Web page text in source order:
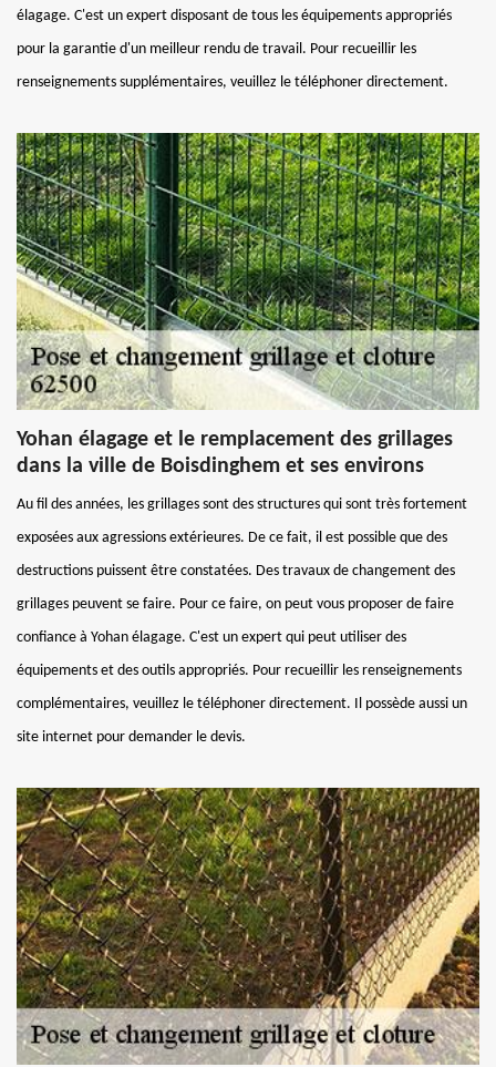
élagage. C'est un expert disposant de tous les équipements appropriés
pour la garantie d'un meilleur rendu de travail. Pour recueillir les
renseignements supplémentaires, veuillez le téléphoner directement.
Yohan élagage et le remplacement des grillages
dans la ville de Boisdinghem et ses environs
Au fil des années, les grillages sont des structures qui sont très fortement
exposées aux agressions extérieures. De ce fait, il est possible que des
destructions puissent être constatées. Des travaux de changement des
grillages peuvent se faire. Pour ce faire, on peut vous proposer de faire
confiance à Yohan élagage. C'est un expert qui peut utiliser des
équipements et des outils appropriés. Pour recueillir les renseignements
complémentaires, veuillez le téléphoner directement. Il possède aussi un
site internet pour demander le devis.